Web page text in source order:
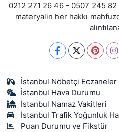
0212 271 26 46 - 0507 245 82
materyalin her hakkı
İstanbul Nöbetçi Eczaneler
İstanbul Hava Durumu
İstanbul Namaz Vakitleri
İstanbul Trafik Yoğunluk
Puan Durumu ve Fikstür